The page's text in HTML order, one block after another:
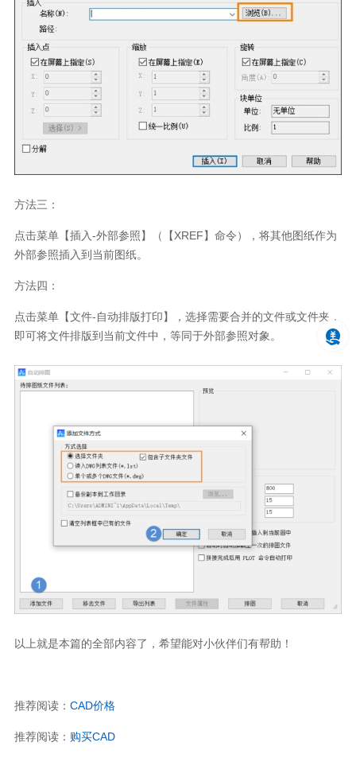
方法三：
点击菜单【插入-外部参照】（【XREF】命令），将其他图纸作为
外部参照插入到当前图纸。
方法四：
点击菜单【文件-自动排版打印】，选择需要合并的文件或文件夹，
即可将文件排版到当前文件中，等同于外部参照对象。
以上就是本篇的全部内容了，希望能对小伙伴们有帮助！
推荐阅读： CAD价格
推荐阅读： 购买CAD